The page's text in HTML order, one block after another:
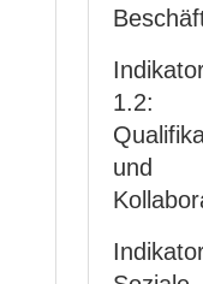
1.2:
und